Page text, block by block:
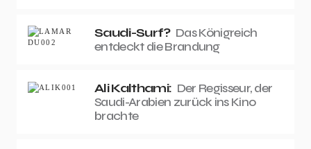
Saudi-Surf? Das Königreich
entdeckt die Brandung
Ali Kalthami: Der Regisseur, der
Saudi-Arabien zurück ins Kino
brachte